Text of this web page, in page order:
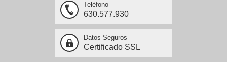
Teléfono
630.577.930
Datos Seguros
Certificado SSL